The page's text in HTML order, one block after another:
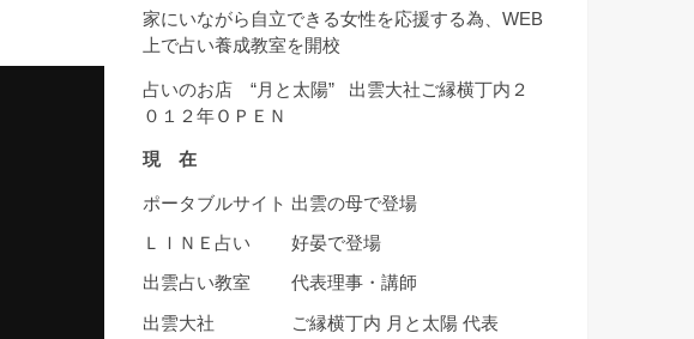
家にいながら自立できる女性を応援する為、WEB
上で占い養成教室を開校
占いのお店 “月と太陽” 出雲大社ご縁横丁内２
０１２年ＯＰＥＮ
現 在
ポータブルサイト 出雲の母で登場
ＬＩＮＥ占い 好晏で登場
出雲占い教室 代表理事・講師
出雲大社 ご縁横丁内 月と太陽 代表